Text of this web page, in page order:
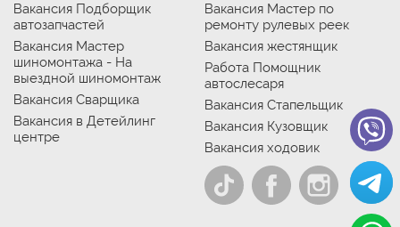
Вакансия Подборщик
автозапчастей
Вакансия Мастер
шиномонтажа - На
выездной шиномонтаж
Вакансия Сварщика
Вакансия в Детейлинг
центре
Вакансия Мастер по
ремонту рулевых реек
Вакансия жестянщик
Работа Помощник
автослесаря
Вакансия Стапельщик
Вакансия Кузовщик
Вакансия ходовик